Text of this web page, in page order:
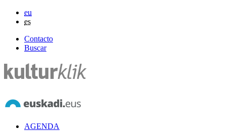
eu
es
Contacto
Buscar
AGENDA